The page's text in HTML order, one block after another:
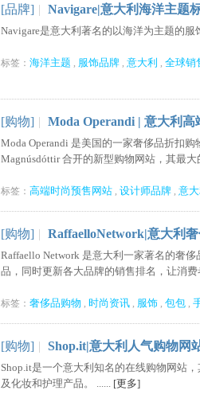
[品牌] | Navigare|意大利海洋主题
Navigare是意大利著名的以海洋为主题的
标签： 海洋主题 , 服饰品牌 , 意大利 , 全球销
[购物] | Moda Operandi | 意大利
Moda Operandi 是美国的一家奢侈品折扣购
Magnúsdóttir 合开的新型购物网站，其最
标签： 高端时尚预售网站 , 设计师品牌 , 意
[购物] | RaffaelloNetwork|意大利
Raffaello Network 是意大利一家著名的奢
品，同时更新各大品牌的销售排名，让消
标签： 奢侈品购物 , 时尚资讯 , 服饰 , 包包 ,
[购物] | Shop.it|意大利人气购物网
Shop.it是一个意大利知名的在线购物网站
及化妆和护理产品。 ...... [更多]